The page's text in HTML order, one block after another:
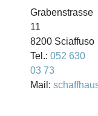
Grabenstrasse
11
8200 Sciaffuso
Tel.: 052 630
03 73
Mail: